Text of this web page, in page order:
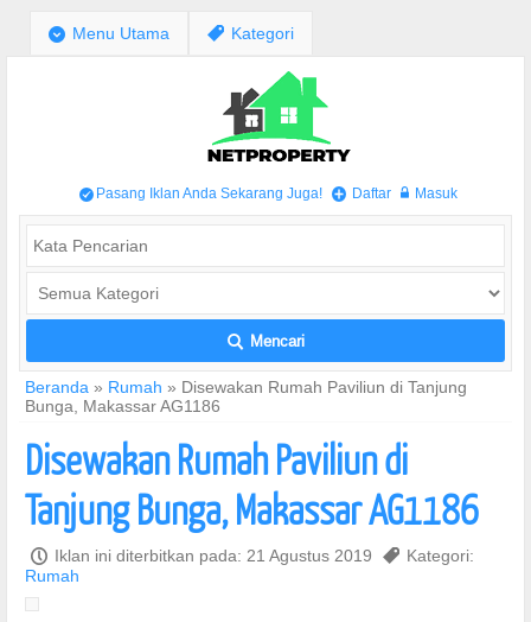
; Menu Utama , Kategori
/ Pasang Iklan Anda Sekarang Juga! + Daftar w Masuk
L Mencari
Beranda » Rumah » Disewakan Rumah Paviliun di Tanjung
Bunga, Makassar AG1186
Disewakan Rumah Paviliun di
Tanjung Bunga, Makassar AG1186
P Iklan ini diterbitkan pada: 21 Agustus 2019 , Kategori:
Rumah